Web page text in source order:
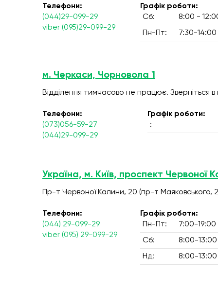
Телефони:
(044)29-099-29
viber (095)29-099-29
Графік роботи:
Сб:
8:00 -
Пн-Пт: 7:30-14:00
м. Черкаси, Чорновола 1
Відділення тимчасово не працює. Зверніться
Телефони:
(073)056-59-27
(044)29-099-29
Графік роботи:
:
Україна, м. Київ, проспект Червоної
Пр-т Червоної Калини, 20 (пр-т Маяковського,
Телефони:
(044) 29-099-29
viber (095) 29-099-29
Графік роботи:
Пн-Пт:
7:00-19:00
Сб: 8:00-13:00
Нд: 8:00-13:00